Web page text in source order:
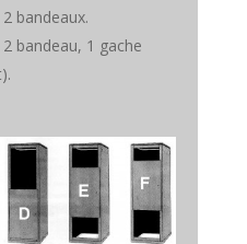
bandeaux.
bandeau, 1 gache